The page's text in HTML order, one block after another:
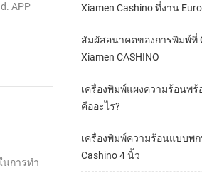
APP
นการทำ
Xiamen Cashino ที่งาน
สัมผัสอนาคตของการพิมพ์ที่
Xiamen CASHINO
เครื่องพิมพ์แผงความร้อนพ
คืออะไร?
เครื่องพิมพ์ความร้อนแบบพ
Cashino 4 นิ้ว